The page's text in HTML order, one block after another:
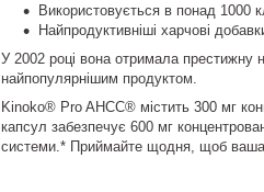
Використовується в понад 1000
Найпродуктивніші харчові
У 2002 році вона отримала престижну
найпопулярнішим продуктом.
Kinoko® Pro AHCC® містить 300 мг
капсул забезпечує 600 мг
системи.* Приймайте щодня, щоб ваша